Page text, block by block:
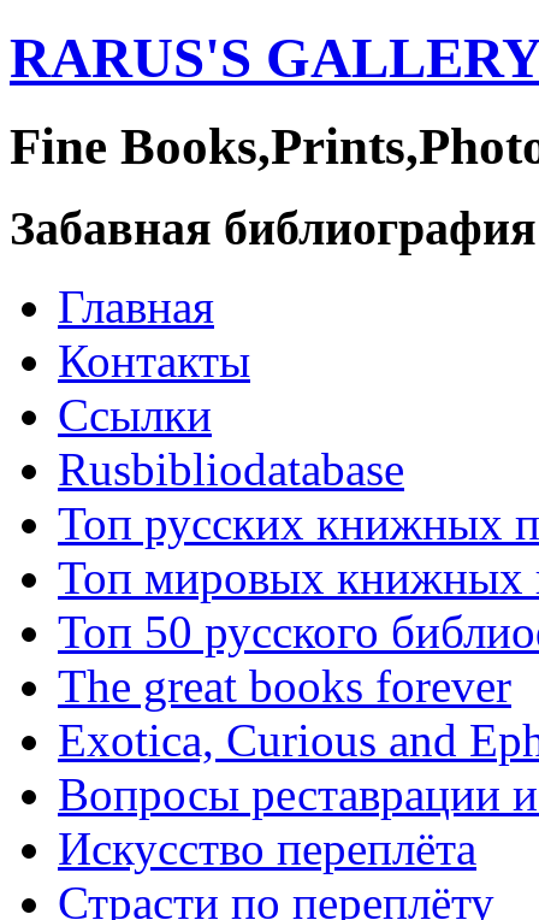
RARUS'S
Fine
Забавная библиография
Главная
Контакты
Ссылки
Rusbibliodatabase
Топ русских книжных
Топ мировых книжных
Топ 50 русского
The great books forever
Exotica, Curious and
Вопросы реставрации
Искусство переплёта
Страсти по переплёту